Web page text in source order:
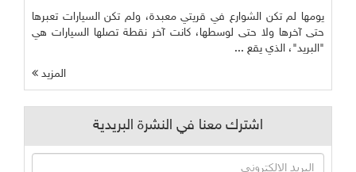
يومها لم تكن الشوارع في قريتي معبدة، ولم تكن السيارات تعبرها
حتى آخرها ولا حتى لوسطها، كانت آخر نقطة تصلها السيارات هي
"البريد"، الذي يقع ...
المزيد
اشترك معنا في النشرة البريدية